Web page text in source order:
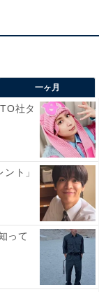
として有名だ
や白虎隊など歴
象徴する地名
ような渋さと
す」（50代男
ら」（50代女
部 プロフィー
一ヶ月
社タ
ト」
って